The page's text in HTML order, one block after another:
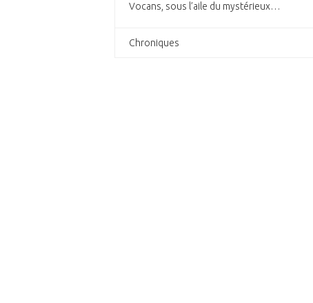
Vocans, sous l’aile du mystérieux…
Chroniques